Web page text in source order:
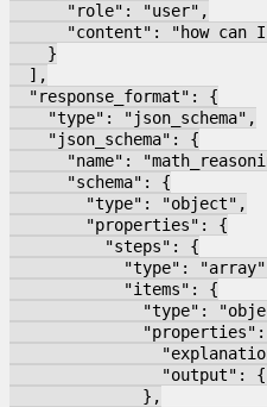
"role": "user",
"content": "how can I
}
],
"response_format": {
"type": "json_schema",
"json_schema": {
"name":
"schema": {
"type": "object",
"properties": {
"steps": {
"type":
"items": {
"type":
"properties":
"explanation": {
"output": {
},